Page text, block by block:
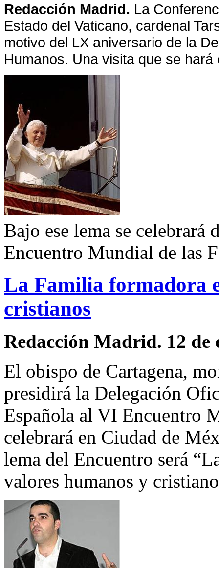
Redacción Madrid. La
Estado del Vaticano, cardenal
motivo del LX aniversario de la
Humanos. Una visita que se
Bajo ese lema se
Encuentro Mundial de las
La Familia formadora
cristianos
Redacción Madrid. 12 de
El obispo de Cartagena,
presidirá la Delegación
Española al VI Encuentro
celebrará en Ciudad de
lema del Encuentro será
valores humanos y